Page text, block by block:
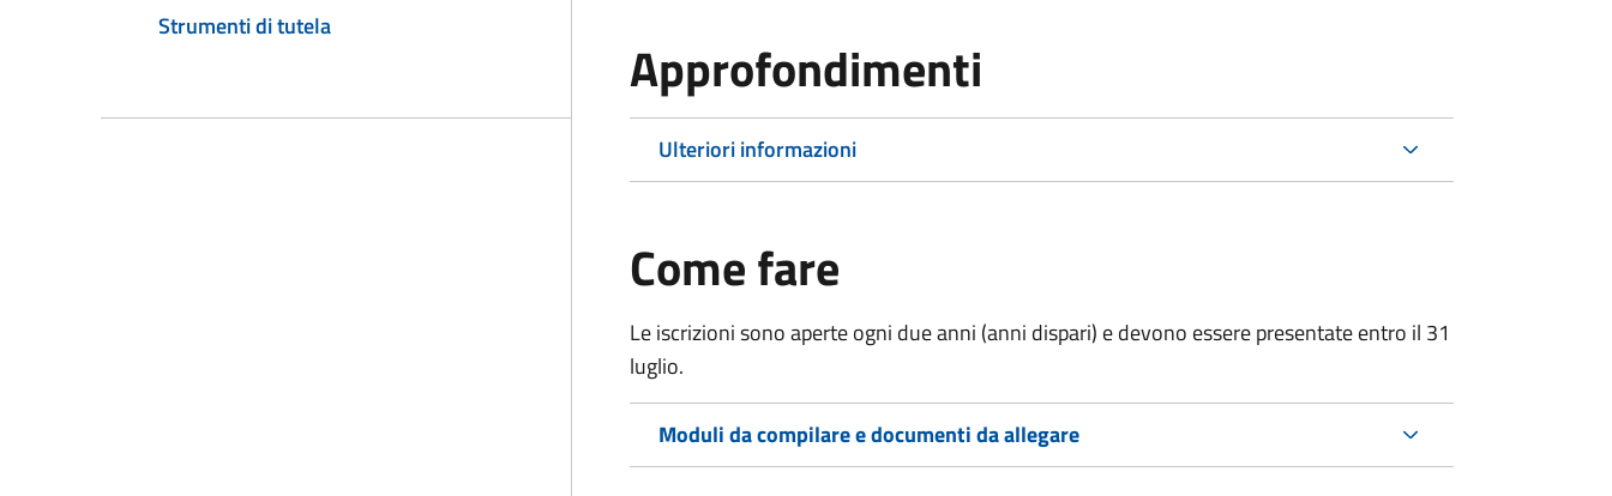
Strumenti di tutela
Approfondimenti
Ulteriori informazioni
Come fare
Le iscrizioni sono aperte ogni due anni (anni dispari) e devono essere presentate entro il 31
luglio.
Moduli da compilare e documenti da allegare